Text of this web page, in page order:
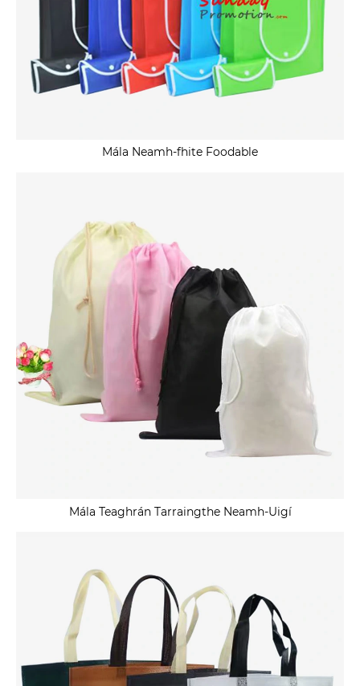
Mála Neamh-fhite Foodable
Mála Teaghrán Tarraingthe Neamh-Uigí